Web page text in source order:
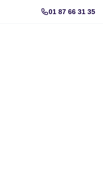
01 87 66 31 35